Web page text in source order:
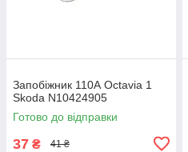
Запобіжник 110А Octavia 1
Skoda N10424905
Готово до відправки
37 ₴ 41 ₴